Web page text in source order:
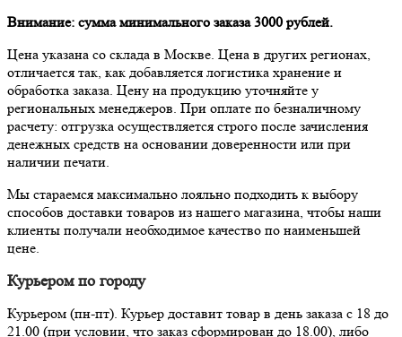
Внимание: сумма минимального заказа 3000 рублей.
Цена указана со склада в Москве. Цена в других регионах,
отличается так, как добавляется логистика хранение и
обработка заказа. Цену на продукцию уточняйте у
региональных менеджеров. При оплате по безналичному
расчету: отгрузка осуществляется строго после зачисления
денежных средств на основании доверенности или при
наличии печати.
Мы стараемся максимально лояльно подходить к выбору
способов доставки товаров из нашего магазина, чтобы наши
клиенты получали необходимое качество по наименьшей
цене.
Курьером по городу
Курьером (пн-пт). Курьер доставит товар в день заказа с 18 до
21.00 (при условии, что заказ сформирован до 18.00), либо